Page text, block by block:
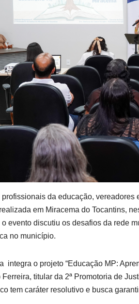
da educação,
em Miracema do Tocantins,
o evento discutiu os desafios da rede
no município.
integra o projeto “Educação MP:
titular da 2ª Promotoria de
tem caráter resolutivo e busca